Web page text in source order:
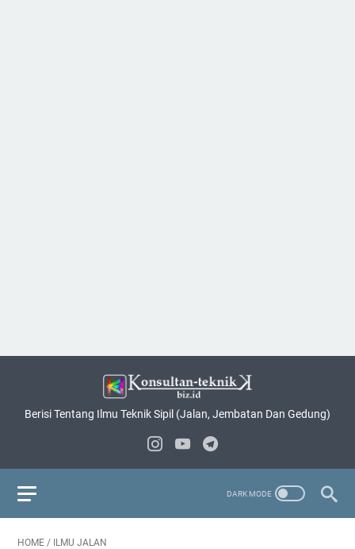
Berisi Tentang Ilmu Teknik Sipil (Jalan, Jembatan Dan Gedung)
HOME / ILMU JALAN